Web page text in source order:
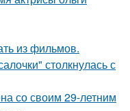
из фильмов.
столкнулась с
со своим 29-летним